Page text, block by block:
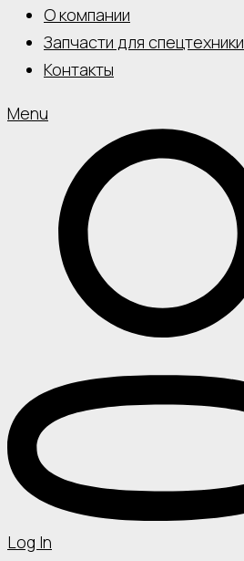
О компании
Запчасти для спецтехники
Контакты
Menu
Log In